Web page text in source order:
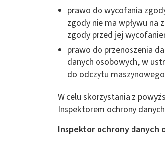
prawo do wycofania
zgody nie ma wpływu
zgody przed jej
prawo do przenoszenia
danych osobowych, w
do odczytu
W celu skorzystania z
Inspektorem ochrony danych
Inspektor ochrony danych